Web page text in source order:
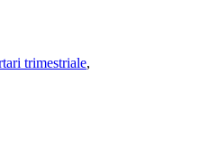
trimestriale,